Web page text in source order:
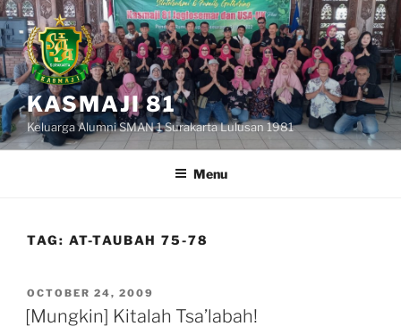
Skip
to
content
KASMAJI 81
Keluarga Alumni SMAN 1 Surakarta Lulusan 1981
Menu
TAG: AT-TAUBAH 75-78
POSTED
ON
OCTOBER 24, 2009
[Mungkin] Kitalah Tsa’labah!